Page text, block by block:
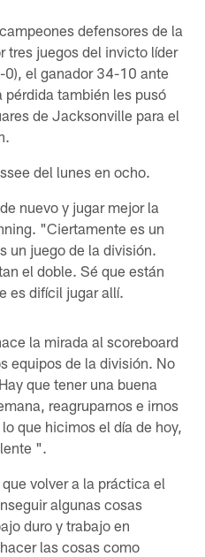
defensores de la
tres juegos del invicto líder
0), el ganador 34-10 ante
pérdida también les pusó
de Jacksonville para el
del lunes en ocho.
nuevo y jugar mejor la
"Ciertamente es un
un juego de la división.
el doble. Sé que están
es difícil jugar allí.
la mirada al scoreboard
equipos de la división. No
que tener una buena
reagruparnos e irnos
que hicimos el día de hoy,
".
volver a la práctica el
algunas cosas
duro y trabajo en
las cosas como